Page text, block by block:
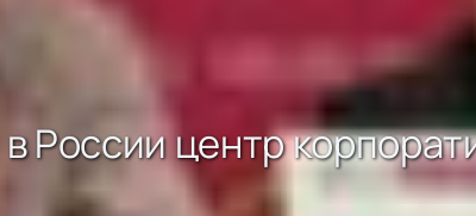
России центр